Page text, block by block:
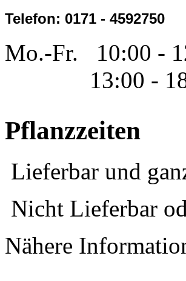
Telefon: 0171 - 4592750
Mo.-Fr. 10:00 -
13:00 -
Pflanzzeiten
Lieferbar und
Nicht Lieferbar
Nähere